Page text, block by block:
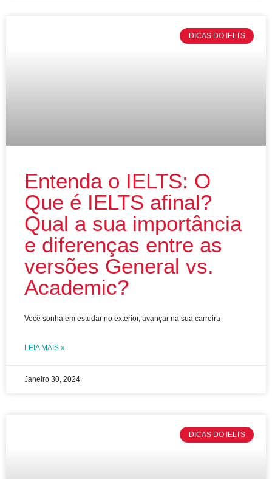
DICAS DO IELTS
Entenda o IELTS: O
Que é IELTS afinal?
Qual a sua importância
e diferenças entre as
versões General vs.
Academic?
Você sonha em estudar no exterior, avançar na sua carreira
LEIA MAIS »
Janeiro 30, 2024
DICAS DO IELTS